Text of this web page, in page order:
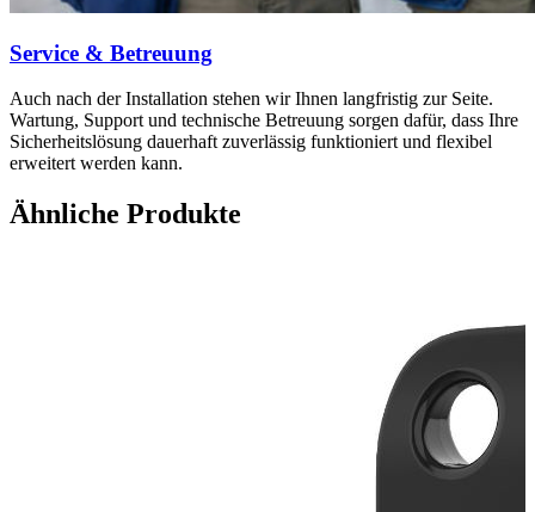
Service & Betreuung
Auch nach der Installation stehen wir Ihnen langfristig zur Seite.
Wartung, Support und technische Betreuung sorgen dafür, dass Ihre
Sicherheitslösung dauerhaft zuverlässig funktioniert und flexibel
erweitert werden kann.
Ähnliche Produkte